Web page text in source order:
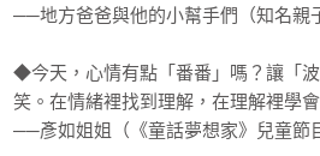
──地方爸爸與他的小幫手們（知名親
◆今天，心情有點「番番」嗎？讓「
笑。在情緒裡找到理解，在理解裡學
──彥如姐姐（《童話夢想家》兒童節